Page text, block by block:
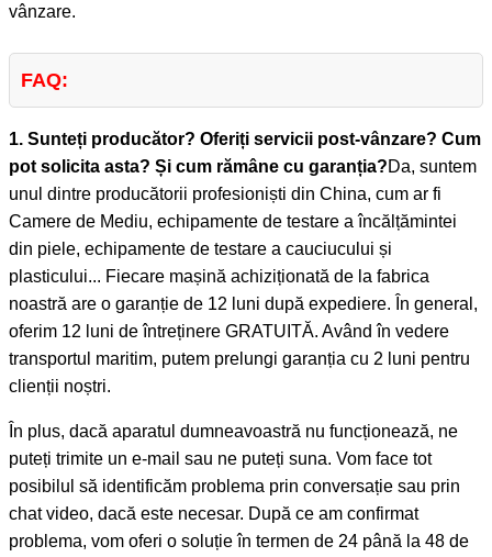
vânzare.
FAQ:
1. Sunteți producător? Oferiți servicii post-vânzare? Cum
pot solicita asta? Și cum rămâne cu garanția?Da, suntem
unul dintre producătorii profesioniști din China, cum ar fi
Camere de Mediu, echipamente de testare a încălțămintei
din piele, echipamente de testare a cauciucului și
plasticului... Fiecare mașină achiziționată de la fabrica
noastră are o garanție de 12 luni după expediere. În general,
oferim 12 luni de întreținere GRATUITĂ. Având în vedere
transportul maritim, putem prelungi garanția cu 2 luni pentru
clienții noștri.
În plus, dacă aparatul dumneavoastră nu funcționează, ne
puteți trimite un e-mail sau ne puteți suna. Vom face tot
posibilul să identificăm problema prin conversație sau prin
chat video, dacă este necesar. După ce am confirmat
problema, vom oferi o soluție în termen de 24 până la 48 de